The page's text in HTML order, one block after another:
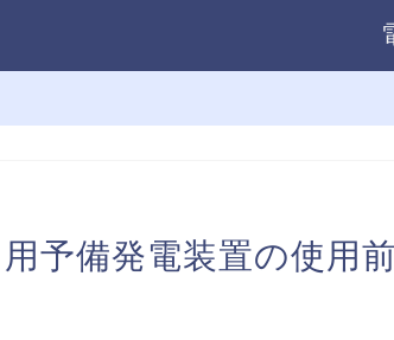
予備発電装置の使用